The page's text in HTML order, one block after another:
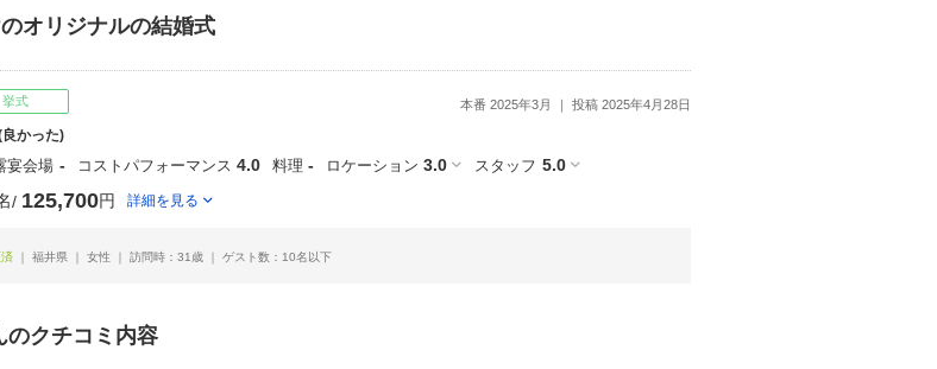
オリジナルの結婚式
挙式 本番 2025年3月 投稿 2025年4月28日
良かった)
宴会場 - コストパフォーマンス 4.0 料理 - ロケーション 3.0 スタッフ 5.0
125,700円 詳細を見る
福井県 女性 訪問時：31歳 ゲスト数：10名以下
のクチコミ内容